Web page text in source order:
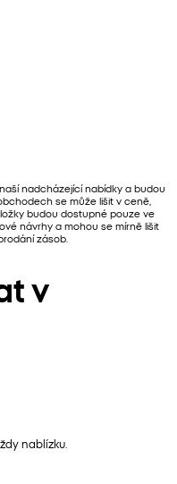
nadcházející nabídky a budou
se může lišit v ceně,
budou dostupné pouze ve
návrhy a mohou se mírně lišit
zásob.
v
nablízku.